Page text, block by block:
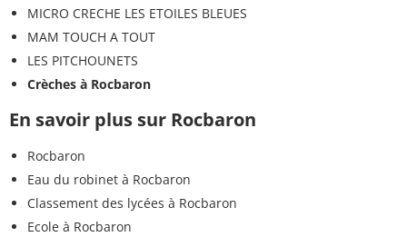
MICRO CRECHE LES ETOILES BLEUES
MAM TOUCH A TOUT
LES PITCHOUNETS
Crèches à Rocbaron
En savoir plus sur Rocbaron
Rocbaron
Eau du robinet à Rocbaron
Classement des lycées à Rocbaron
Ecole à Rocbaron